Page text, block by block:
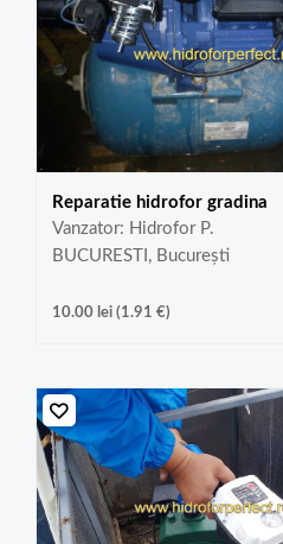
Reparatie hidrofor gradina
Vanzator: Hidrofor P.
BUCURESTI, București
10.00 lei(1.91 €)